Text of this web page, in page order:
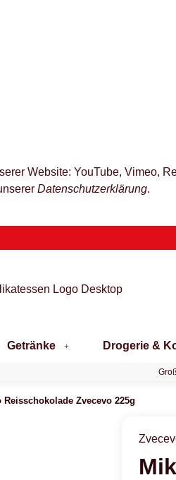
Website: YouTube, Vimeo,
Datenschutzerklärung.
Getränke Drogerie &
Reisschokolade Zvecevo 225g